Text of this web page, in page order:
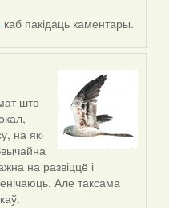
каб пакідаць каментары.
што
на які
на развіццё і
Але таксама